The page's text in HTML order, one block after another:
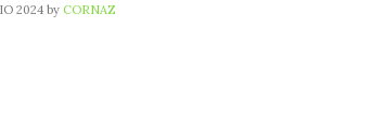
2024 by CORNAZ